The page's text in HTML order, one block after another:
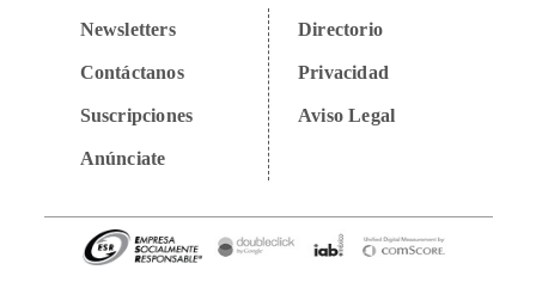
Newsletters
Contáctanos
Suscripciones
Anúnciate
Directorio
Privacidad
Aviso Legal